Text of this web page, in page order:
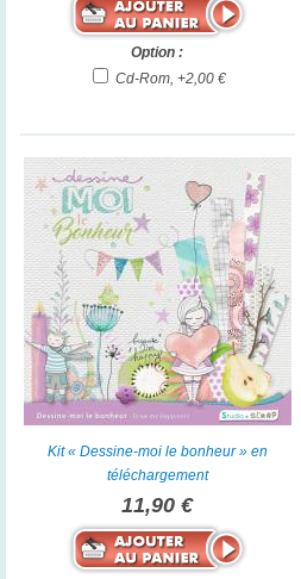
Option :
Cd-Rom, +2,00 €
Kit « Dessine-moi le bonheur » en
téléchargement
11,90 €